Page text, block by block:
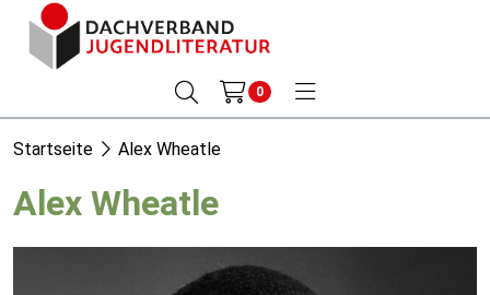
0
Startseite Alex Wheatle
Alex Wheatle